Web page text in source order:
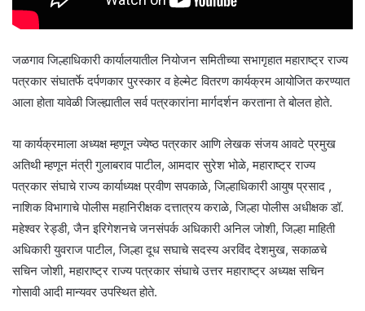
जळगाव जिल्हाधिकारी कार्यालयातील नियोजन समितीच्या सभागृहात महाराष्ट्र राज्य
पत्रकार संघातर्फे दर्पणकार पुरस्कार व हेल्मेट वितरण कार्यक्रम आयोजित करण्यात
आला होता यावेळी जिल्ह्यातील सर्व पत्रकारांना मार्गदर्शन करताना ते बोलत होते.
या कार्यक्रमाला अध्यक्ष म्हणून ज्येष्ठ पत्रकार आणि लेखक संजय आवटे प्रमुख
अतिथी म्हणून मंत्री गुलाबराव पाटील, आमदार सुरेश भोळे, महाराष्ट्र राज्य
पत्रकार संघाचे राज्य कार्याध्यक्ष प्रवीण सपकाळे, जिल्हाधिकारी आयुष प्रसाद ,
नाशिक विभागाचे पोलीस महानिरीक्षक दत्तात्रय कराळे, जिल्हा पोलीस अधीक्षक डॉ.
महेश्वर रेड्डी, जैन इरिगेशनचे जनसंपर्क अधिकारी अनिल जोशी, जिल्हा माहिती
अधिकारी युवराज पाटील, जिल्हा दूध सघाचे सदस्य अरविंद देशमुख, सकाळचे
सचिन जोशी, महाराष्ट्र राज्य पत्रकार संघाचे उत्तर महाराष्ट्र अध्यक्ष सचिन
गोसावी आदी मान्यवर उपस्थित होते.